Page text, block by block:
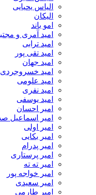
الیاس یحیایی
الیکان
امو باند
امید آمری و
امید ترابی
امید تقی پور
امید جهان
امید خسروجردی
امید علومی
امید نفری
امید یوسفی
امیر احسان
امیر اسماعیل
امیر اولی
امیر بکایی
امیر پدرام
امیر پرستاری
امیر ته ته
امیر خواجه پور
امیر سعیدی
امیر طارمی